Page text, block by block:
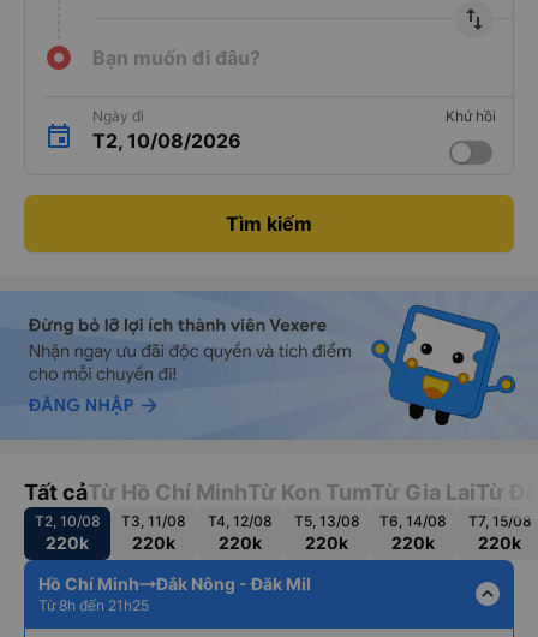
import_export
Bạn muốn đi đâu?
Ngày đi
T2, 10/08/2026
Khứ hồi
Tìm kiếm
Tất cảTừ Hồ Chí MinhTừ Kon TumTừ Gia LaiTừ
T2, 10/08
220k
T3, 11/08
220k
T4, 12/08
220k
T5, 13/08
220k
T6, 14/08
220k
T7, 15/08
220k
Hồ Chí Minh
Đắk Nông - Đăk Mil
Từ 8h đến 21h25 expand_less